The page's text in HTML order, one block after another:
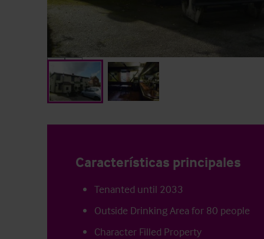
Características principales
Tenanted until 2033
Outside Drinking Area for 80 people
Character Filled Property